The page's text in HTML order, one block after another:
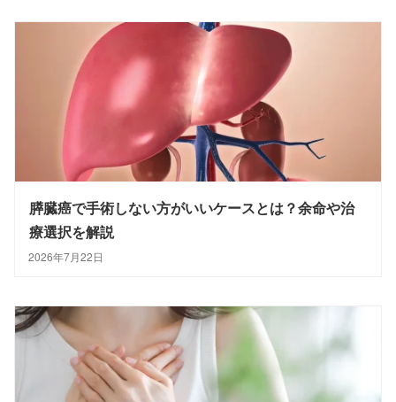
膵臓癌で手術しない方がいいケースとは？余命や治
療選択を解説
2026年7月22日